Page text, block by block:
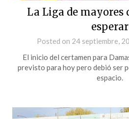
La Liga de mayores
esperar
Posted on 24 septiembre,
El inicio del certamen para
previsto para hoy pero debió ser
espacio.